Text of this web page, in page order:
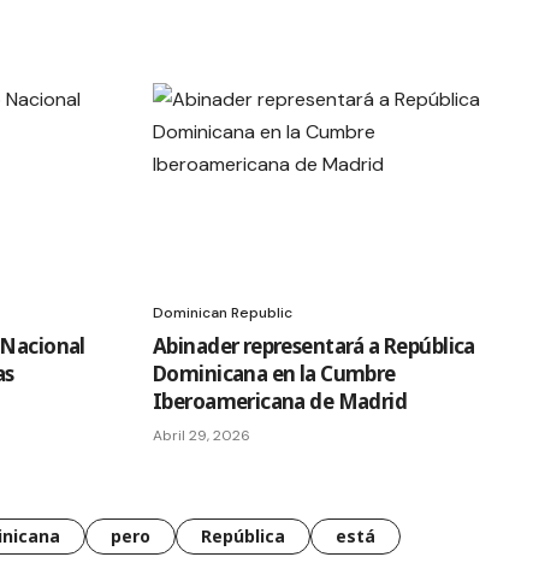
Dominican Republic
Abinader representará a República
Dominicana en la Cumbre
Iberoamericana de Madrid
Abril 29, 2026
pero República está